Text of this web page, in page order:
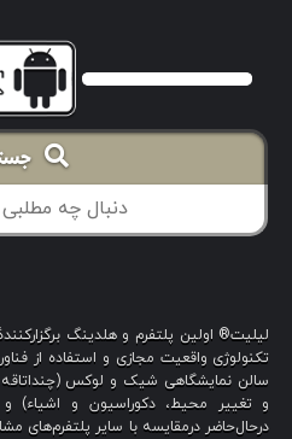
لیلیت® اولین پلتفرم و هلدینگ
تکنولوژی واقعیت مجازی و استفاده از
سالن نمایشگاهی شیک و لوکس
و تغییر محیط، دکوراسیون و اشیاء) و
درحال‌حاضر درمقایسه با سایر پلتفرم‌های